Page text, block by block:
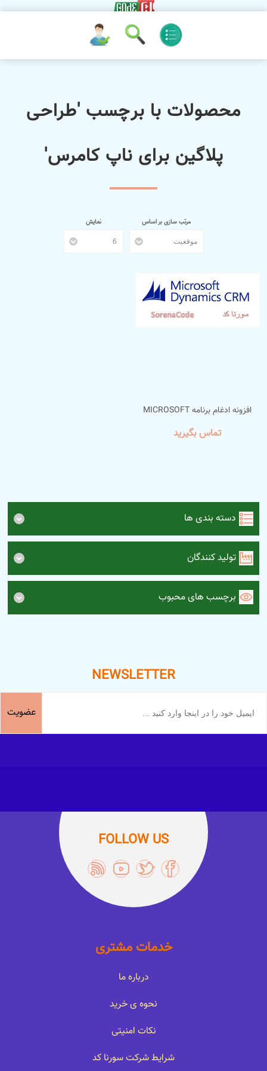
محصولات با برچسب 'طراحی
پلاگین برای ناپ کامرس'
مرتب سازی بر اساس نمایش
افزونه ادغام برنامه MICROSOFT
DYNAMICS CRM با پلتفرمتماس بگیرید
دسته بندی ها
تولید کنندگان
برچسب های محبوب
NEWSLETTER
عضویت
FOLLOW US
خدمات مشتری
درباره ما
نحوه ی خرید
نکات امنیتی
شرایط شرکت سورنا کد